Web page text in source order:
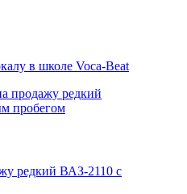
в школе Voca-Beat
редкий ВАЗ-2110 с